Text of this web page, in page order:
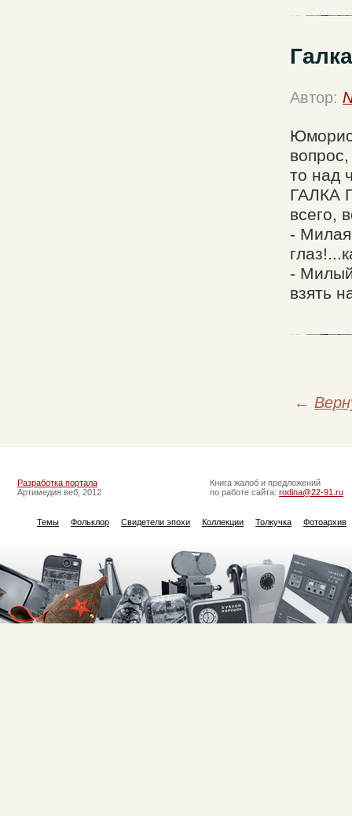
Автор:
то над
ГАЛКА
всего,
-
-
взять
←
Разработка портала
Артимедия веб, 2012
Книга жалоб и предложений
по работе сайта: rodina@22-91.ru
Темы Фольклор Свидетели эпохи Коллекции Толкучка Фотоархив